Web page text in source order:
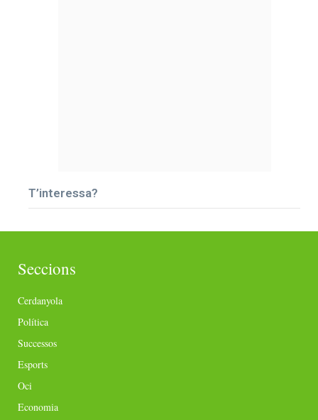
T’interessa?
Seccions
Cerdanyola
Política
Successos
Esports
Oci
Economia